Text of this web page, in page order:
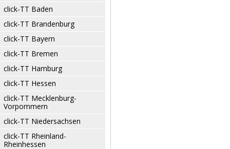
click-TT Baden
click-TT Brandenburg
click-TT Bayern
click-TT Bremen
click-TT Hamburg
click-TT Hessen
click-TT Mecklenburg-
Vorpommern
click-TT Niedersachsen
click-TT Rheinland-
Rheinhessen